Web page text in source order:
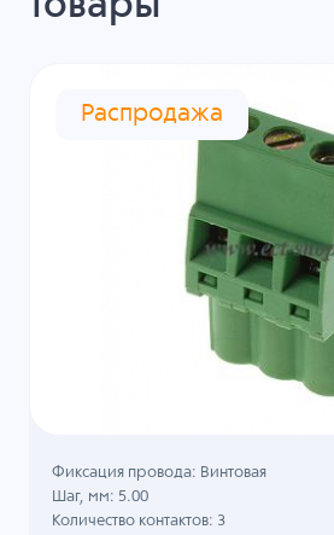
Распродажа
Фиксация провода: Винтовая
Шаг, мм: 5.00
Количество контактов: 3